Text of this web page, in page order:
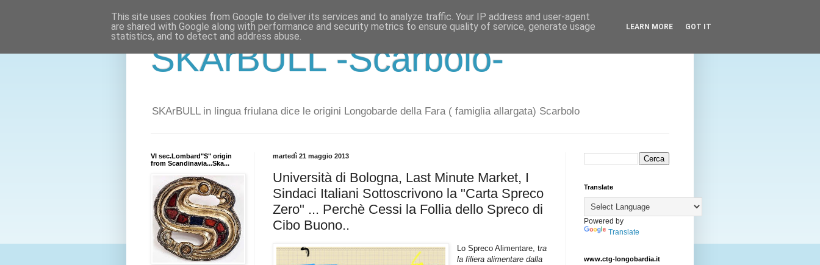
SKArBULL -Scarbolo-
SKArBULL in lingua friulana dice le origini Longobarde della Fara ( famiglia allargata) Scarbolo
martedì 21 maggio 2013
Università di Bologna, Last Minute Market, I
Sindaci Italiani Sottoscrivono la "Carta Spreco
Zero" ... Perchè Cessi la Follia dello Spreco di
Cibo Buono..
Lo Spreco Alimentare, tra
la filiera alimentare dalla
VI sec.Lombard"S" origin
from Scandinavia...Ska...
Translate
Powered by
Translate
www.ctg-longobardia.it
This site uses cookies from Google to deliver its services and to analyze traffic. Your IP address and user-agent
are shared with Google along with performance and security metrics to ensure quality of service, generate usage
statistics, and to detect and address abuse.
LEARN MORE GOT IT